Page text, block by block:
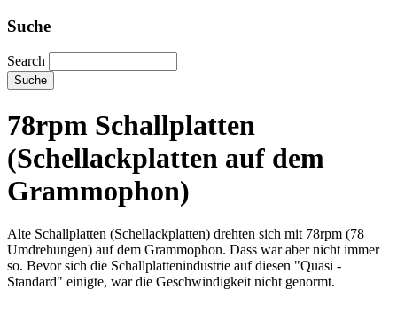
Suche
Search
78rpm Schallplatten
(Schellackplatten auf dem
Grammophon)
Alte Schallplatten (Schellackplatten) drehten sich mit 78rpm (78
Umdrehungen) auf dem Grammophon. Dass war aber nicht immer
so. Bevor sich die Schallplattenindustrie auf diesen "Quasi -
Standard" einigte, war die Geschwindigkeit nicht genormt.